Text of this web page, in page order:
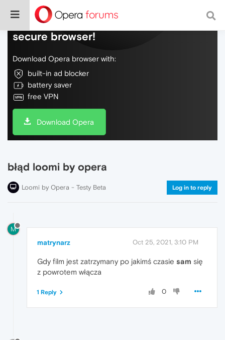
Do more on the web, with a fast and
secure browser!
Download Opera browser with:
built-in ad blocker
battery saver
free VPN
Download Opera
błąd loomi by opera
Loomi by Opera - Testy Beta Log in to reply
M
matrynarz Oct 25, 2021, 3:10 PM
Gdy film jest zatrzymany po jakimś czasie sam się
z powrotem włącza
0
1 Reply